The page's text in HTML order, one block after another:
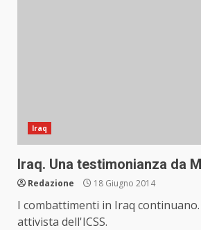
Iraq
Iraq. Una testimonianza da
Redazione 18 Giugno 2014
I combattimenti in Iraq
attivista dell'ICSS.